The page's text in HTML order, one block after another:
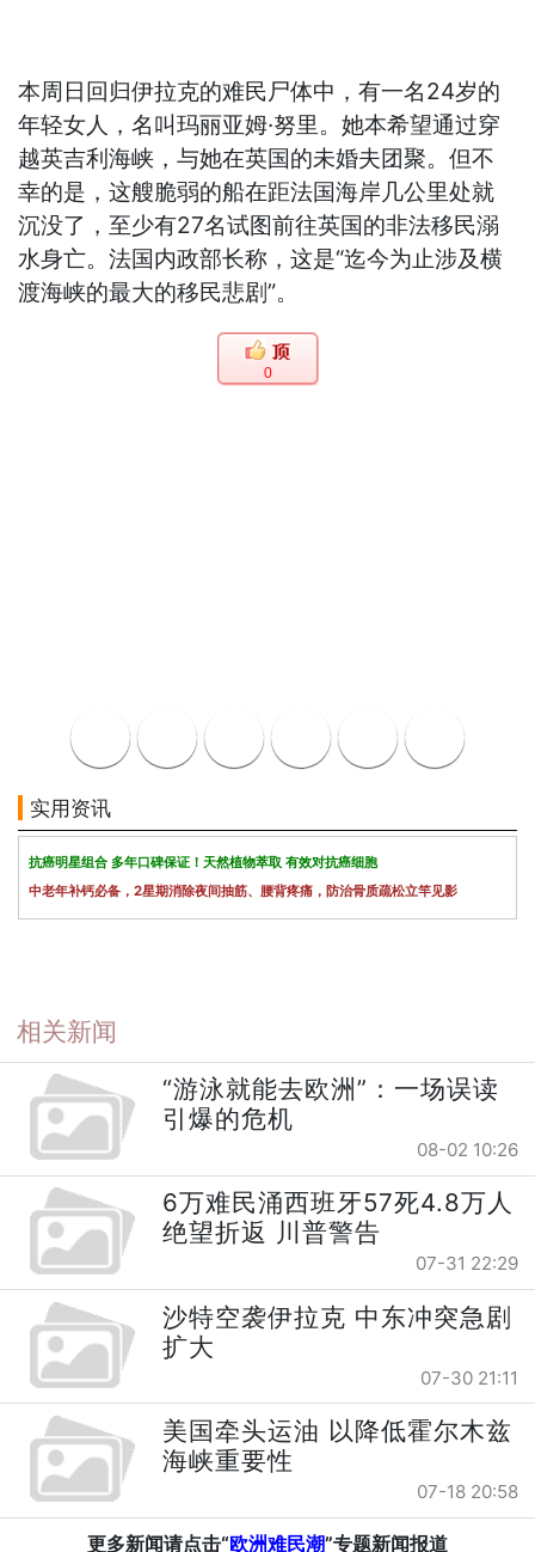
本周日回归伊拉克的难民尸体中，有一名24岁的
年轻女人，名叫玛丽亚姆·努里。她本希望通过穿
越英吉利海峡，与她在英国的未婚夫团聚。但不
幸的是，这艘脆弱的船在距法国海岸几公里处就
沉没了，至少有27名试图前往英国的非法移民溺
水身亡。法国内政部长称，这是“迄今为止涉及横
渡海峡的最大的移民悲剧”。
0
实用资讯
抗癌明星组合 多年口碑保证！天然植物萃取 有效对抗癌细胞
中老年补钙必备，2星期消除夜间抽筋、腰背疼痛，防治骨质疏松立竿见影
相关新闻
“游泳就能去欧洲”：一场误读
引爆的危机
08-02 10:26
6万难民涌西班牙57死4.8万人
绝望折返 川普警告
07-31 22:29
沙特空袭伊拉克 中东冲突急剧
扩大
07-30 21:11
美国牵头运油 以降低霍尔木兹
海峡重要性
07-18 20:58
更多新闻请点击“欧洲难民潮”专题新闻报道